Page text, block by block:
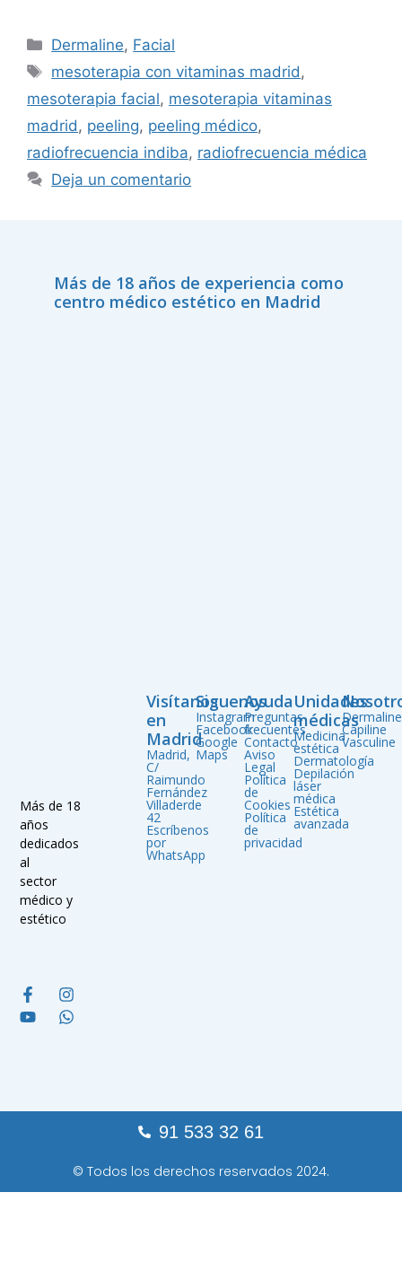
Dermaline, Facial
mesoterapia con vitaminas madrid ,
mesoterapia facial, mesoterapia vitaminas
madrid , peeling, peeling médico,
radiofrecuencia indiba, radiofrecuencia médica
Deja un comentario
Más de 18 años de experiencia como
centro médico estético en Madrid
Más de 18
años
dedicados
al
sector
médico y
estético
Dermaline
Capiline
Vasculine
Unidades
médicas
Medicina
estética
Dermatología
Depilación
láser
médica
Estética
avanzada
Ayuda
Preguntas
frecuentes
Contacto
Aviso
Legal
Política
de
Cookies
Política
de
privacidad
Siguenos
Instagram
Facebook
Google
Maps
Visítanos
en
Madrid
Madrid,
C/
Raimundo
Fernández
Villaderde
42
Escríbenos
por
WhatsApp
91 533 32 61
© Todos los derechos reservados 2024.